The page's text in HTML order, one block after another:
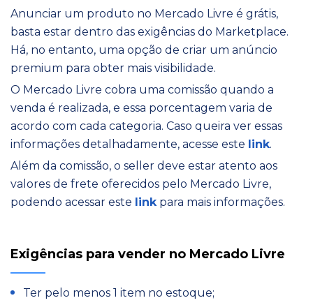
Anunciar um produto no Mercado Livre é grátis,
basta estar dentro das exigências do Marketplace.
Há, no entanto, uma opção de criar um anúncio
premium para obter mais visibilidade.
O Mercado Livre cobra uma comissão quando a
venda é realizada, e essa porcentagem varia de
acordo com cada categoria. Caso queira ver essas
informações detalhadamente, acesse este link.
Além da comissão, o seller deve estar atento aos
valores de frete oferecidos pelo Mercado Livre,
podendo acessar este link para mais informações.
Exigências para vender no Mercado Livre
Ter pelo menos 1 item no estoque;